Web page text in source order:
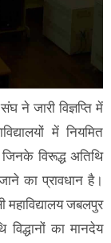
ने जारी विज्ञप्ति में
में नियमित
विरूद्ध अतिथि
का प्रावधान है।
महाविद्यालय जबलपुर
विद्धानों का मानदेय